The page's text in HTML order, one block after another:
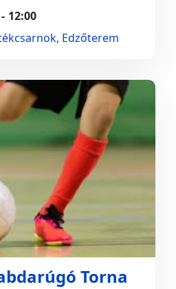
- 12:00
Edzőterem
Torna